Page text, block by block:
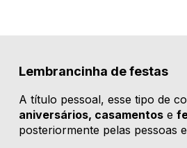
Lembrancinha de festas
A título pessoal, esse tipo de
aniversários, casamentos e
posteriormente pelas pessoas